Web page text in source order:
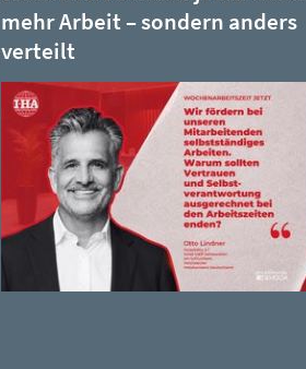
mehr Arbeit – sondern anders
verteilt